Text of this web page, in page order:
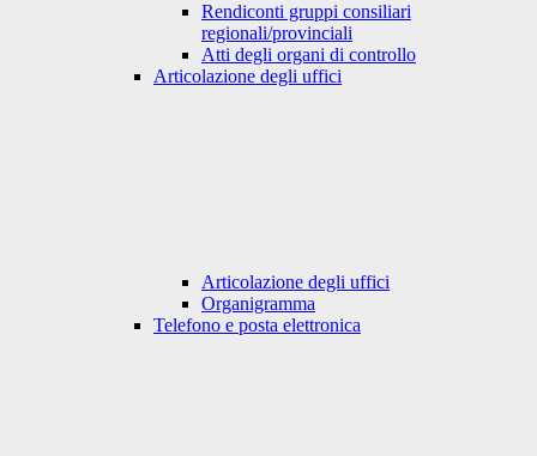
Rendiconti gruppi consiliari
regionali/provinciali
Atti degli organi di controllo
Articolazione degli uffici
Articolazione degli uffici
Organigramma
Telefono e posta elettronica